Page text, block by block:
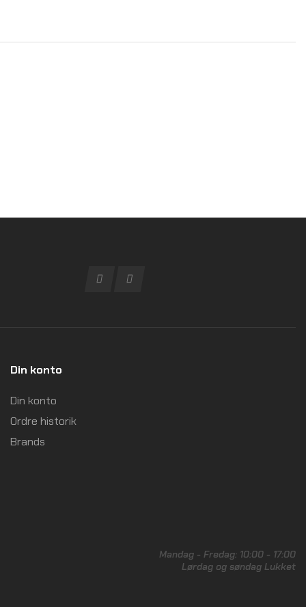
Din konto
Din konto
Ordre historik
Brands
Mandag - Fredag: 10:00 - 17:00
Lørdag og søndag Lukket